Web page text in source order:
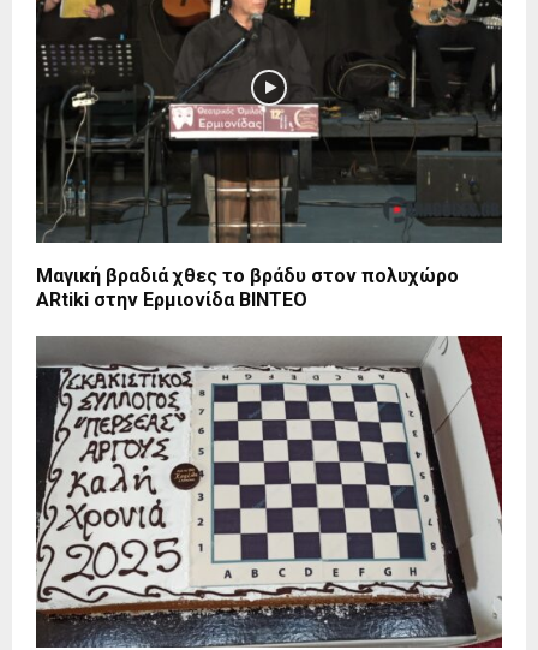
Μαγική βραδιά χθες το βράδυ στον πολυχώρο
ΑRtiki στην Ερμιονίδα BINTEO